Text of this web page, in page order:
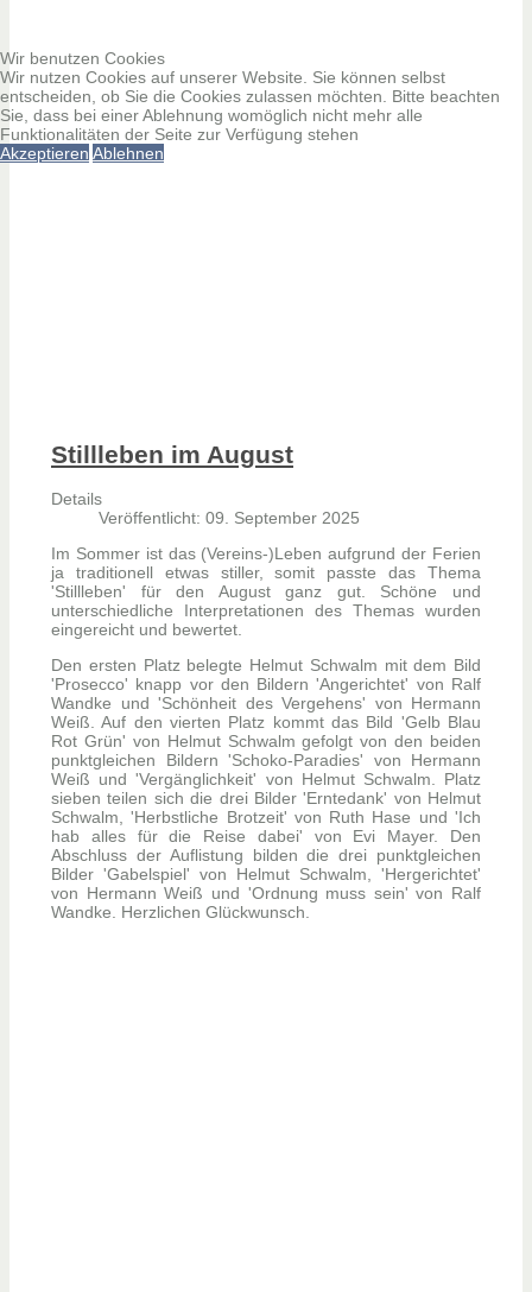
Stillleben im August
Details
Veröffentlicht: 09. September 2025
Im Sommer ist das (Vereins-)Leben aufgrund der Ferien
ja traditionell etwas stiller, somit passte das Thema
'Stillleben' für den August ganz gut. Schöne und
unterschiedliche Interpretationen des Themas wurden
eingereicht und bewertet.
Den ersten Platz belegte Helmut Schwalm mit dem Bild
'Prosecco' knapp vor den Bildern 'Angerichtet' von Ralf
Wandke und 'Schönheit des Vergehens' von Hermann
Weiß. Auf den vierten Platz kommt das Bild 'Gelb Blau
Rot Grün' von Helmut Schwalm gefolgt von den beiden
punktgleichen Bildern 'Schoko-Paradies' von Hermann
Weiß und 'Vergänglichkeit' von Helmut Schwalm. Platz
sieben teilen sich die drei Bilder 'Erntedank' von Helmut
Schwalm, 'Herbstliche Brotzeit' von Ruth Hase und 'Ich
hab alles für die Reise dabei' von Evi Mayer. Den
Abschluss der Auflistung bilden die drei punktgleichen
Bilder 'Gabelspiel' von Helmut Schwalm, 'Hergerichtet'
von Hermann Weiß und 'Ordnung muss sein' von Ralf
Wandke. Herzlichen Glückwunsch.
Wir benutzen Cookies
Wir nutzen Cookies auf unserer Website. Sie können selbst
entscheiden, ob Sie die Cookies zulassen möchten. Bitte beachten
Sie, dass bei einer Ablehnung womöglich nicht mehr alle
Funktionalitäten der Seite zur Verfügung stehen
Akzeptieren Ablehnen